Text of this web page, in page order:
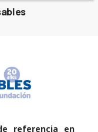
referencia en